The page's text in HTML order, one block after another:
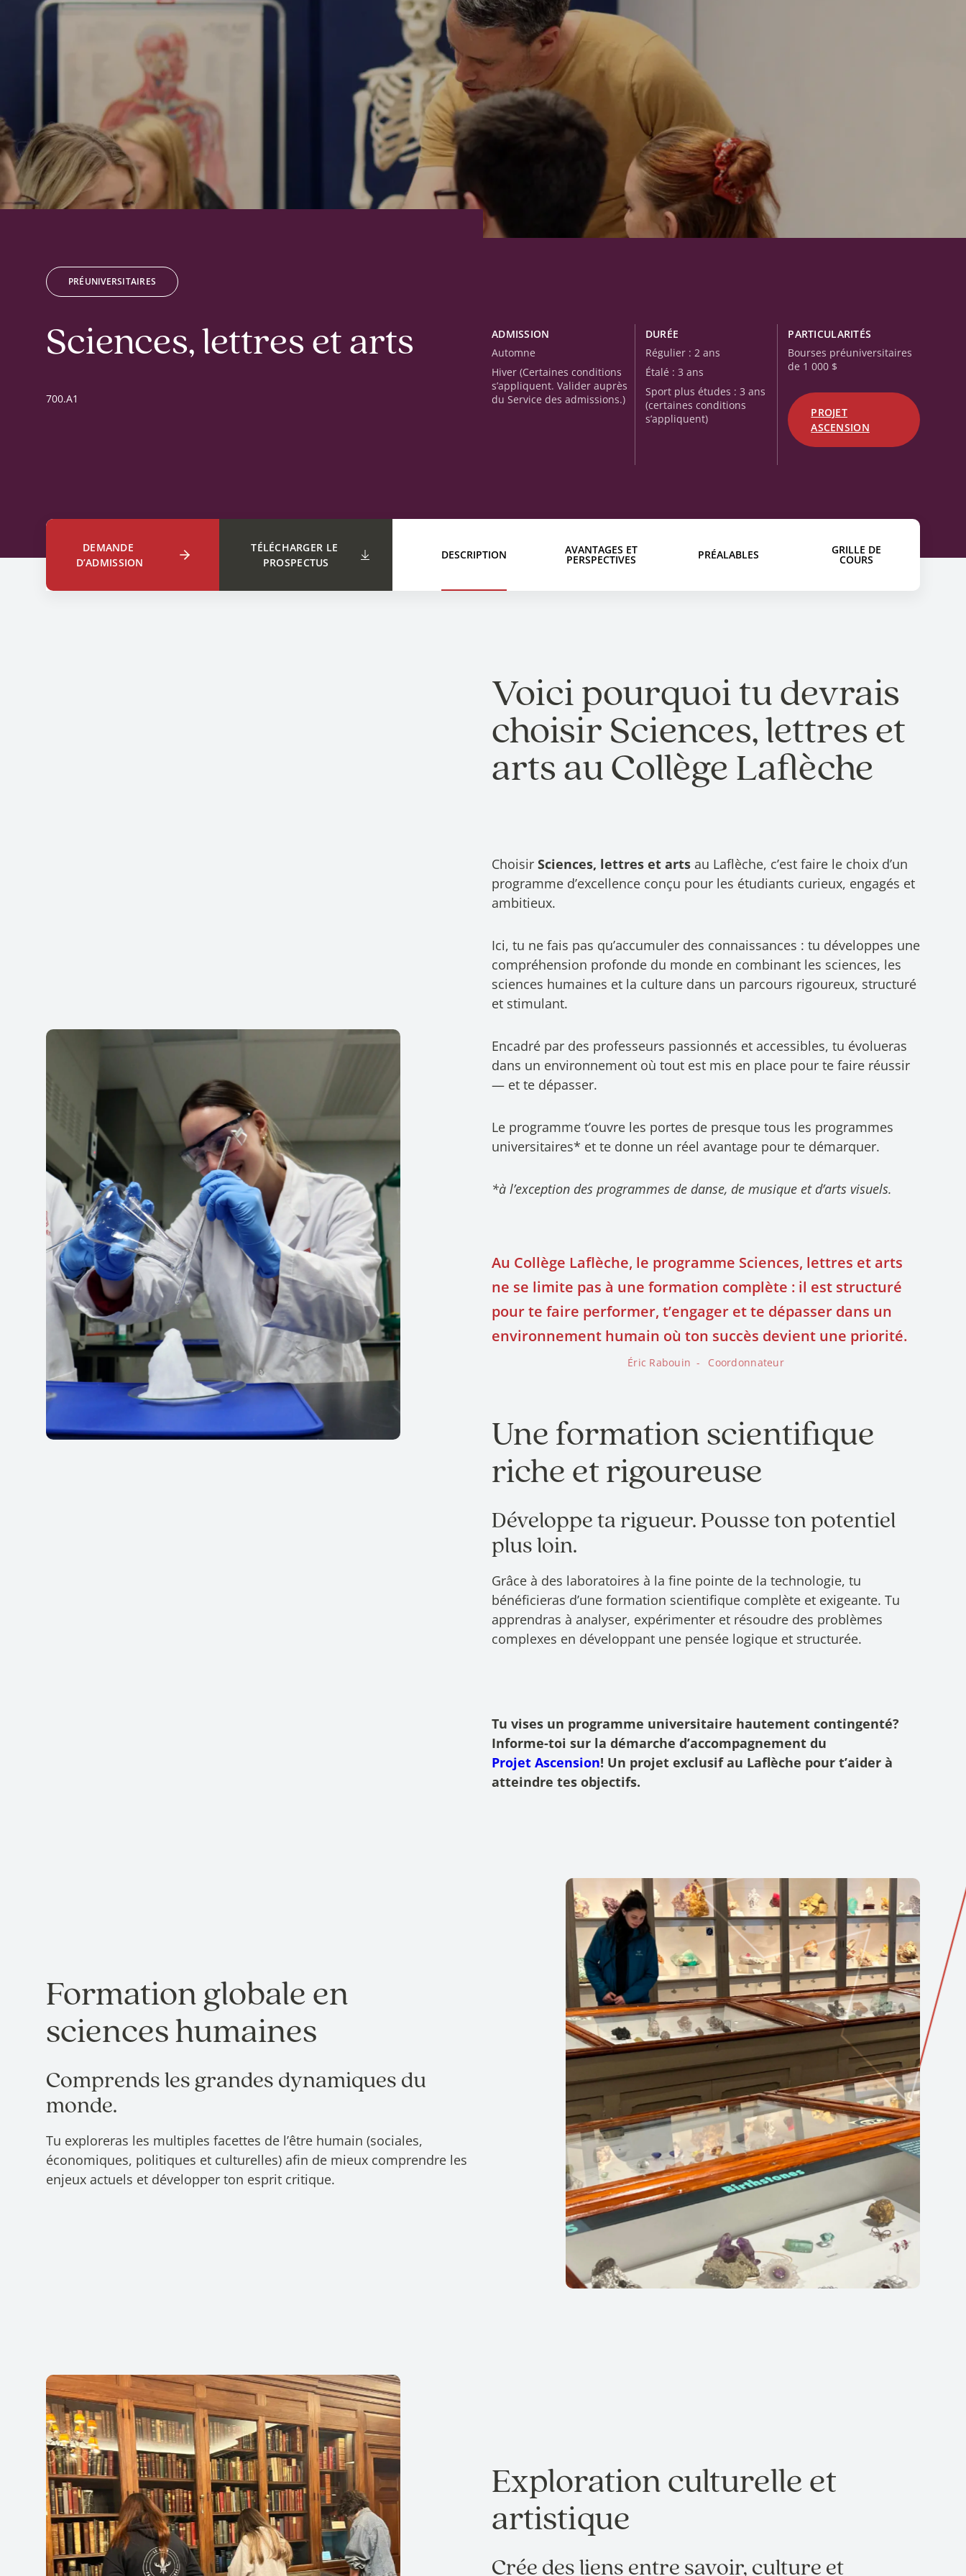
SCIENCES DE LA NATURE SCIENCES, LETTRES ET ARTS
SCIENCES HUMAINES − ÉDUCATION SCIENCES HUMAINES – MONDE SCIENCES HUMAINES − CRIMINOLOGIE
SCIENCES HUMAINES –
ADMINISTRATION
SCIENCES HUMAINES –
ADMINISTRATION BILINGUE
SCIENCES DE LA NATURE SCIENCES, LETTRES ET ARTS
SCIENCES HUMAINES − ÉDUCATION SCIENCES HUMAINES – MONDE SCIENCES HUMAINES − CRIMINOLOGIE
SCIENCES HUMAINES –
ADMINISTRATION
SCIENCES HUMAINES –
ADMINISTRATION BILINGUE
PRÉUNIVERSITAIRES
Sciences, lettres et arts
700.A1
ADMISSION
Automne
Hiver (Certaines conditions
s’appliquent. Valider auprès
du Service des admissions.)
DURÉE
Régulier : 2 ans
Étalé : 3 ans
Sport plus études : 3 ans
(certaines conditions
s’appliquent)
PARTICULARITÉS
Bourses préuniversitaires
de 1 000 $
PROJET
ASCENSION
DEMANDE
D’ADMISSION
TÉLÉCHARGER LE
PROSPECTUS
DESCRIPTION AVANTAGES ET
PERSPECTIVES PRÉALABLES GRILLE DE
COURS
Voici pourquoi tu devrais
choisir Sciences, lettres et
arts au Collège Laflèche
Choisir Sciences, lettres et arts au Laflèche, c’est faire le choix d’un
programme d’excellence conçu pour les étudiants curieux, engagés et
ambitieux.
Ici, tu ne fais pas qu’accumuler des connaissances : tu développes une
compréhension profonde du monde en combinant les sciences, les
sciences humaines et la culture dans un parcours rigoureux, structuré
et stimulant.
Encadré par des professeurs passionnés et accessibles, tu évolueras
dans un environnement où tout est mis en place pour te faire réussir
— et te dépasser.
Le programme t’ouvre les portes de presque tous les programmes
universitaires* et te donne un réel avantage pour te démarquer.
*à l’exception des programmes de danse, de musique et d’arts visuels.
Au Collège Laflèche, le programme Sciences, lettres et arts
ne se limite pas à une formation complète : il est structuré
pour te faire performer, t’engager et te dépasser dans un
environnement humain où ton succès devient une priorité.
Éric Rabouin Coordonnateur
Une formation scientifique
riche et rigoureuse
Développe ta rigueur. Pousse ton potentiel
plus loin.
Grâce à des laboratoires à la fine pointe de la technologie, tu
bénéficieras d’une formation scientifique complète et exigeante. Tu
apprendras à analyser, expérimenter et résoudre des problèmes
complexes en développant une pensée logique et structurée.
Tu vises un programme universitaire hautement contingenté?
Informe-toi sur la démarche d’accompagnement du
Projet Ascension! Un projet exclusif au Laflèche pour t’aider à
atteindre tes objectifs.
Formation globale en
sciences humaines
Comprends les grandes dynamiques du
monde.
Tu exploreras les multiples facettes de l’être humain (sociales,
économiques, politiques et culturelles) afin de mieux comprendre les
enjeux actuels et développer ton esprit critique.
Exploration culturelle et
artistique
Crée des liens entre savoir, culture et